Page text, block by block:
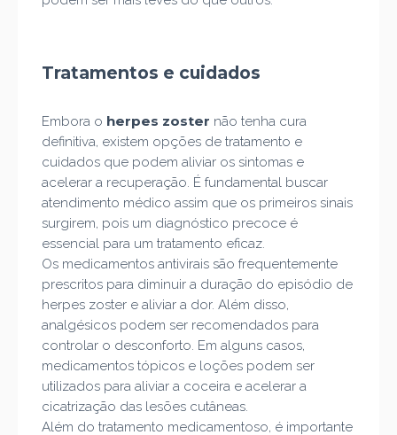
Tratamentos e cuidados
Embora o herpes zoster não tenha cura
definitiva, existem opções de tratamento e
cuidados que podem aliviar os sintomas e
acelerar a recuperação. É fundamental buscar
atendimento médico assim que os primeiros sinais
surgirem, pois um diagnóstico precoce é
essencial para um tratamento eficaz.
Os medicamentos antivirais são frequentemente
prescritos para diminuir a duração do episódio de
herpes zoster e aliviar a dor. Além disso,
analgésicos podem ser recomendados para
controlar o desconforto. Em alguns casos,
medicamentos tópicos e loções podem ser
utilizados para aliviar a coceira e acelerar a
cicatrização das lesões cutâneas.
Além do tratamento medicamentoso, é importante